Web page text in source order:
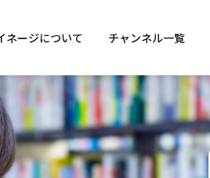
ネージについて
チャンネル一覧